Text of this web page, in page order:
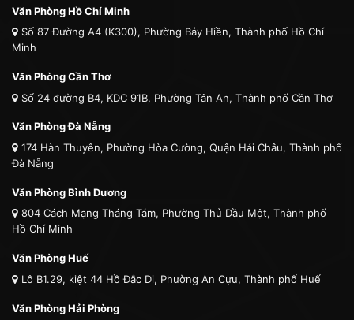
Văn Phòng Hồ Chí Minh
Số 87 Đường A4 (K300), Phường Bảy Hiền, Thành phố Hồ Chí
Minh
Văn Phòng Cần Thơ
Số 24 đường B4, KDC 91B, Phường Tân An, Thành phố Cần Thơ
Văn Phòng Đà Nẵng
174 Hàn Thuyên, Phường Hòa Cường, Quận Hải Châu, Thành phố
Đà Nẵng
Văn Phòng Bình Dương
804 Cách Mạng Tháng Tám, Phường Thủ Dầu Một, Thành phố
Hồ Chí Minh
Văn Phòng Huế
Lô B1.29, kiệt 44 Hồ Đắc Di, Phường An Cựu, Thành phố Huế
Văn Phòng Hải Phòng